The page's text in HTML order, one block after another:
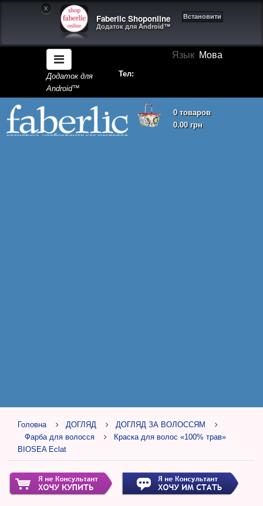
X
Faberlic Shoponline
Додаток для Android™
Встановити
Язык Мова
Додаток для
Android™
Тел:
0 товаров
0.00 грн
Кошик покупок порожній!
Головна ДОГЛЯД
ДОГЛЯД ЗА ВОЛОССЯМ
Фарба для волосся
Краска для волос «100% трав»
BIOSEA Eclat